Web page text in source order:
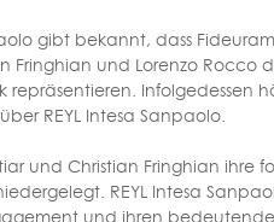
gibt bekannt, dass
Fringhian und Lorenzo
repräsentieren. Infolgedessen
REYL Intesa Sanpaolo.
und Christian Fringhian ihre
REYL Intesa
und ihren